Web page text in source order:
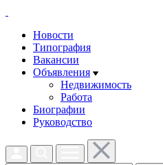
Новости
Типография
Вакансии
Объявления
Недвижимость
Работа
Биографии
Руководство